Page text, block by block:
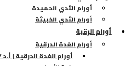
أورام الثدي الحميدة
أورام الثدي الخبيثة
أورام الرقبة
أورام الغدة الدرقية
أورام الغدة الدرقية | أ.د /